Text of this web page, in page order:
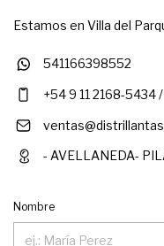
Estamos en Villa del
541166398552
+54 9 11 2168-5434
- AVELLANEDA-
Nombre